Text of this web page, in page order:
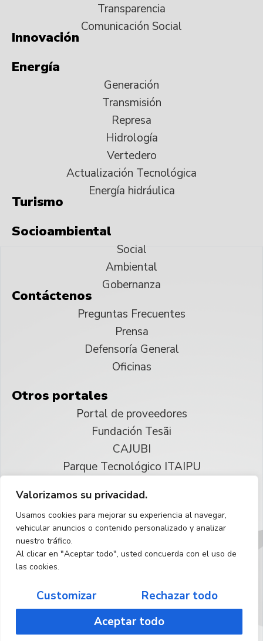
Valorizamos su privacidad.
Usamos cookies para mejorar su experiencia al navegar,
vehicular anuncios o contenido personalizado y analizar
nuestro tráfico.
Al clicar en "Aceptar todo", usted concuerda con el uso de
las cookies.
Customizar
Rechazar todo
Aceptar todo
Transparencia
Comunicación Social
Innovación
Energía
Generación
Transmisión
Represa
Hidrología
Vertedero
Actualización Tecnológica
Energía hidráulica
Turismo
Socioambiental
Social
Ambiental
Gobernanza
Contáctenos
Preguntas Frecuentes
Prensa
Defensoría General
Oficinas
Otros portales
Portal de proveedores
Fundación Tesãi
CAJUBI
Parque Tecnológico ITAIPU
Reservados todos los derechos
Español